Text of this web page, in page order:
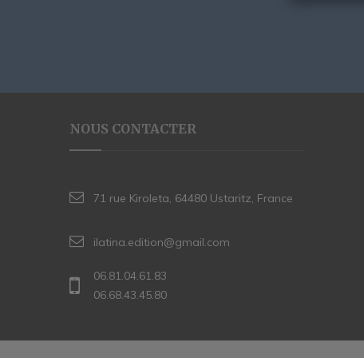
NOUS CONTACTER
71 rue Kiroleta, 64480 Ustaritz, France
ilatina.edition@gmail.com
06.81.04.61.83
06.68.43.45.80